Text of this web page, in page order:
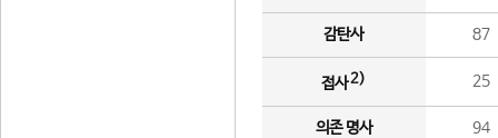
감탄사 87
접사2) 25
의존 명사 94